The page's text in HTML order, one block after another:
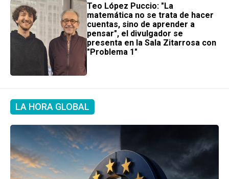
Teo López Puccio: "La
matemática no se trata de hacer
cuentas, sino de aprender a
pensar", el divulgador se
presenta en la Sala Zitarrosa con
"Problema 1″
LA HORA GLOBAL